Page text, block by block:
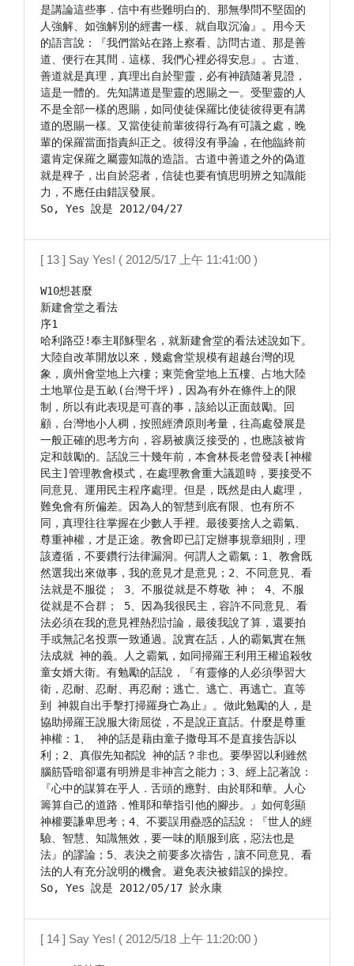
是講論這些事．信中有些難明白的、那無學問不堅固的
人強解、如強解別的經書一樣、就自取沉淪』。用今天
的語言說：『我們當站在路上察看、訪問古道、那是善
道、便行在其間．這樣、我們心裡必得安息』。古道、
善道就是真理，真理出自於聖靈，必有神蹟隨著見證，
這是一體的。先知講道是聖靈的恩賜之一。受聖靈的人
不是全部一樣的恩賜，如同使徒保羅比使徒彼得更有講
道的恩賜一樣。又當使徒前輩彼得行為有可議之處，晚
輩的保羅當面指責糾正之。彼得沒有爭論，在他臨終前
還肯定保羅之屬靈知識的造詣。古道中善道之外的偽道
就是稗子，出自於惡者，信徒也要有慎思明辨之知識能
力，不應任由錯誤發展。
[ 13 ] Say Yes! ( 2012/5/17 上午 11:41:00 )
W10想甚麼
新建會堂之看法
序1
哈利路亞!奉主耶穌聖名，就新建會堂的看法述說如下。
大陸自改革開放以來，幾處會堂規模有超越台灣的現
象，廣州會堂地上六樓；東莞會堂地上五樓、占地大陸
土地單位是五畝(台灣千坪)，因為有外在條件上的限
制，所以有此表現是可喜的事，該給以正面鼓勵。回
顧，台灣地小人稠，按照經濟原則考量，往高處發展是
一般正確的思考方向，容易被廣泛接受的，也應該被肯
定和鼓勵的。話說三十幾年前，本會林長老曾發表[神權
民主]管理教會模式，在處理教會重大議題時，要接受不
同意見、運用民主程序處理。但是，既然是由人處理，
難免會有所偏差。因為人的智慧到底有限、也有所不
同，真理往往掌握在少數人手裡。最後要捨人之霸氣、
尊重神權，才是正途。教會即已訂定辦事規章細則，理
該遵循，不要鑽行法律漏洞。何謂人之霸氣：1、教會既
然選我出來做事，我的意見才是意見；2、不同意見、看
法就是不服從； 3、不服從就是不尊敬 神； 4、不服
從就是不合群； 5、因為我很民主，容許不同意見、看
法必須在我的意見裡熱烈討論，最後我說了算，還要拍
手或無記名投票一致通過。說實在話，人的霸氣實在無
法成就 神的義。人之霸氣，如同掃羅王利用王權追殺牧
童女婿大衛。有勉勵的話說，『有靈修的人必須學習大
衛，忍耐、忍耐、再忍耐；逃亡、逃亡、再逃亡。直等
到 神親自出手擊打掃羅身亡為止』。做此勉勵的人，是
協助掃羅王說服大衛屈從，不是說正直話。什麼是尊重
神權：1、 神的話是藉由童子撒母耳不是直接告訴以
利；2、真假先知都說 神的話？非也。要學習以利雖然
腦筋昏暗卻還有明辨是非神言之能力；3、經上記著說：
『心中的謀算在乎人．舌頭的應對、由於耶和華。人心
籌算自己的道路．惟耶和華指引他的腳步。』如何彰顯
神權要謙卑思考；4、不要誤用蠱惑的話說：『世人的經
驗、智慧、知識無效，要一味的順服到底，惡法也是
法』的謬論；5、表決之前要多次禱告，讓不同意見、看
法的人有充分說明的機會。避免表決被錯誤的操控。
[ 14 ] Say Yes! ( 2012/5/18 上午 11:20:00 )